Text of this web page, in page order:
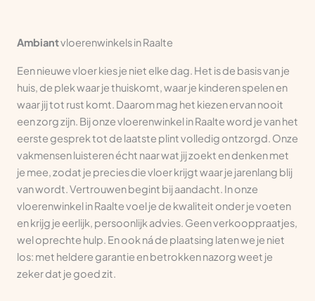
Ambiantvloerenwinkels in Raalte
Een nieuwe vloer kies je niet elke dag. Het is de basis van je
huis, de plek waar je thuiskomt, waar je kinderen spelen en
waar jij tot rust komt. Daarom mag het kiezen ervan nooit
een zorg zijn. Bij onze vloerenwinkel in Raalte word je van het
eerste gesprek tot de laatste plint volledig ontzorgd. Onze
vakmensen luisteren écht naar wat jij zoekt en denken met
je mee, zodat je precies die vloer krijgt waar je jarenlang blij
van wordt. Vertrouwen begint bij aandacht. In onze
vloerenwinkel in Raalte voel je de kwaliteit onder je voeten
en krijg je eerlijk, persoonlijk advies. Geen verkooppraatjes,
wel oprechte hulp. En ook ná de plaatsing laten we je niet
los: met heldere garantie en betrokken nazorg weet je
zeker dat je goed zit.